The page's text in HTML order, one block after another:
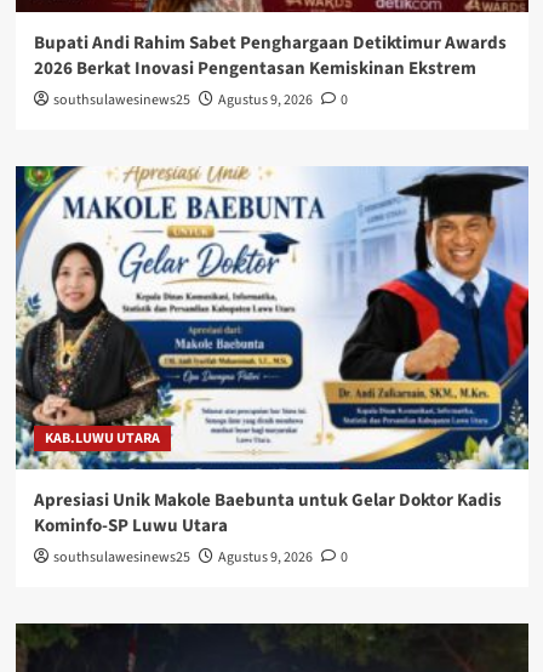
Bupati Andi Rahim Sabet Penghargaan Detiktimur Awards
2026 Berkat Inovasi Pengentasan Kemiskinan Ekstrem
southsulawesinews25 Agustus 9, 2026 0
KAB.LUWU UTARA
Apresiasi Unik Makole Baebunta untuk Gelar Doktor Kadis
Kominfo-SP Luwu Utara
southsulawesinews25 Agustus 9, 2026 0